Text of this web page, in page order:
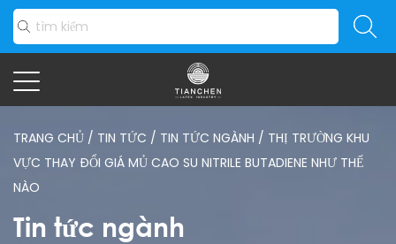
TRANG CHỦ / TIN TỨC / TIN TỨC NGÀNH / THỊ TRƯỜNG KHU
VỰC THAY ĐỔI GIÁ MỦ CAO SU NITRILE BUTADIENE NHƯ THẾ
NÀO
Tin tức ngành